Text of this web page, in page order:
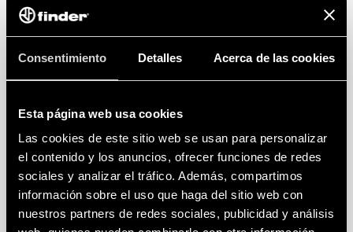
Consentimiento Detalles Acerca de las cookies
Esta página web usa cookies
Las cookies de este sitio web se usan para personalizar
el contenido y los anuncios, ofrecer funciones de redes
sociales y analizar el tráfico. Además, compartimos
información sobre el uso que haga del sitio web con
nuestros partners de redes sociales, publicidad y análisis